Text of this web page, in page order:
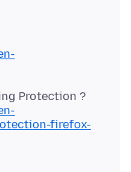
firefox-